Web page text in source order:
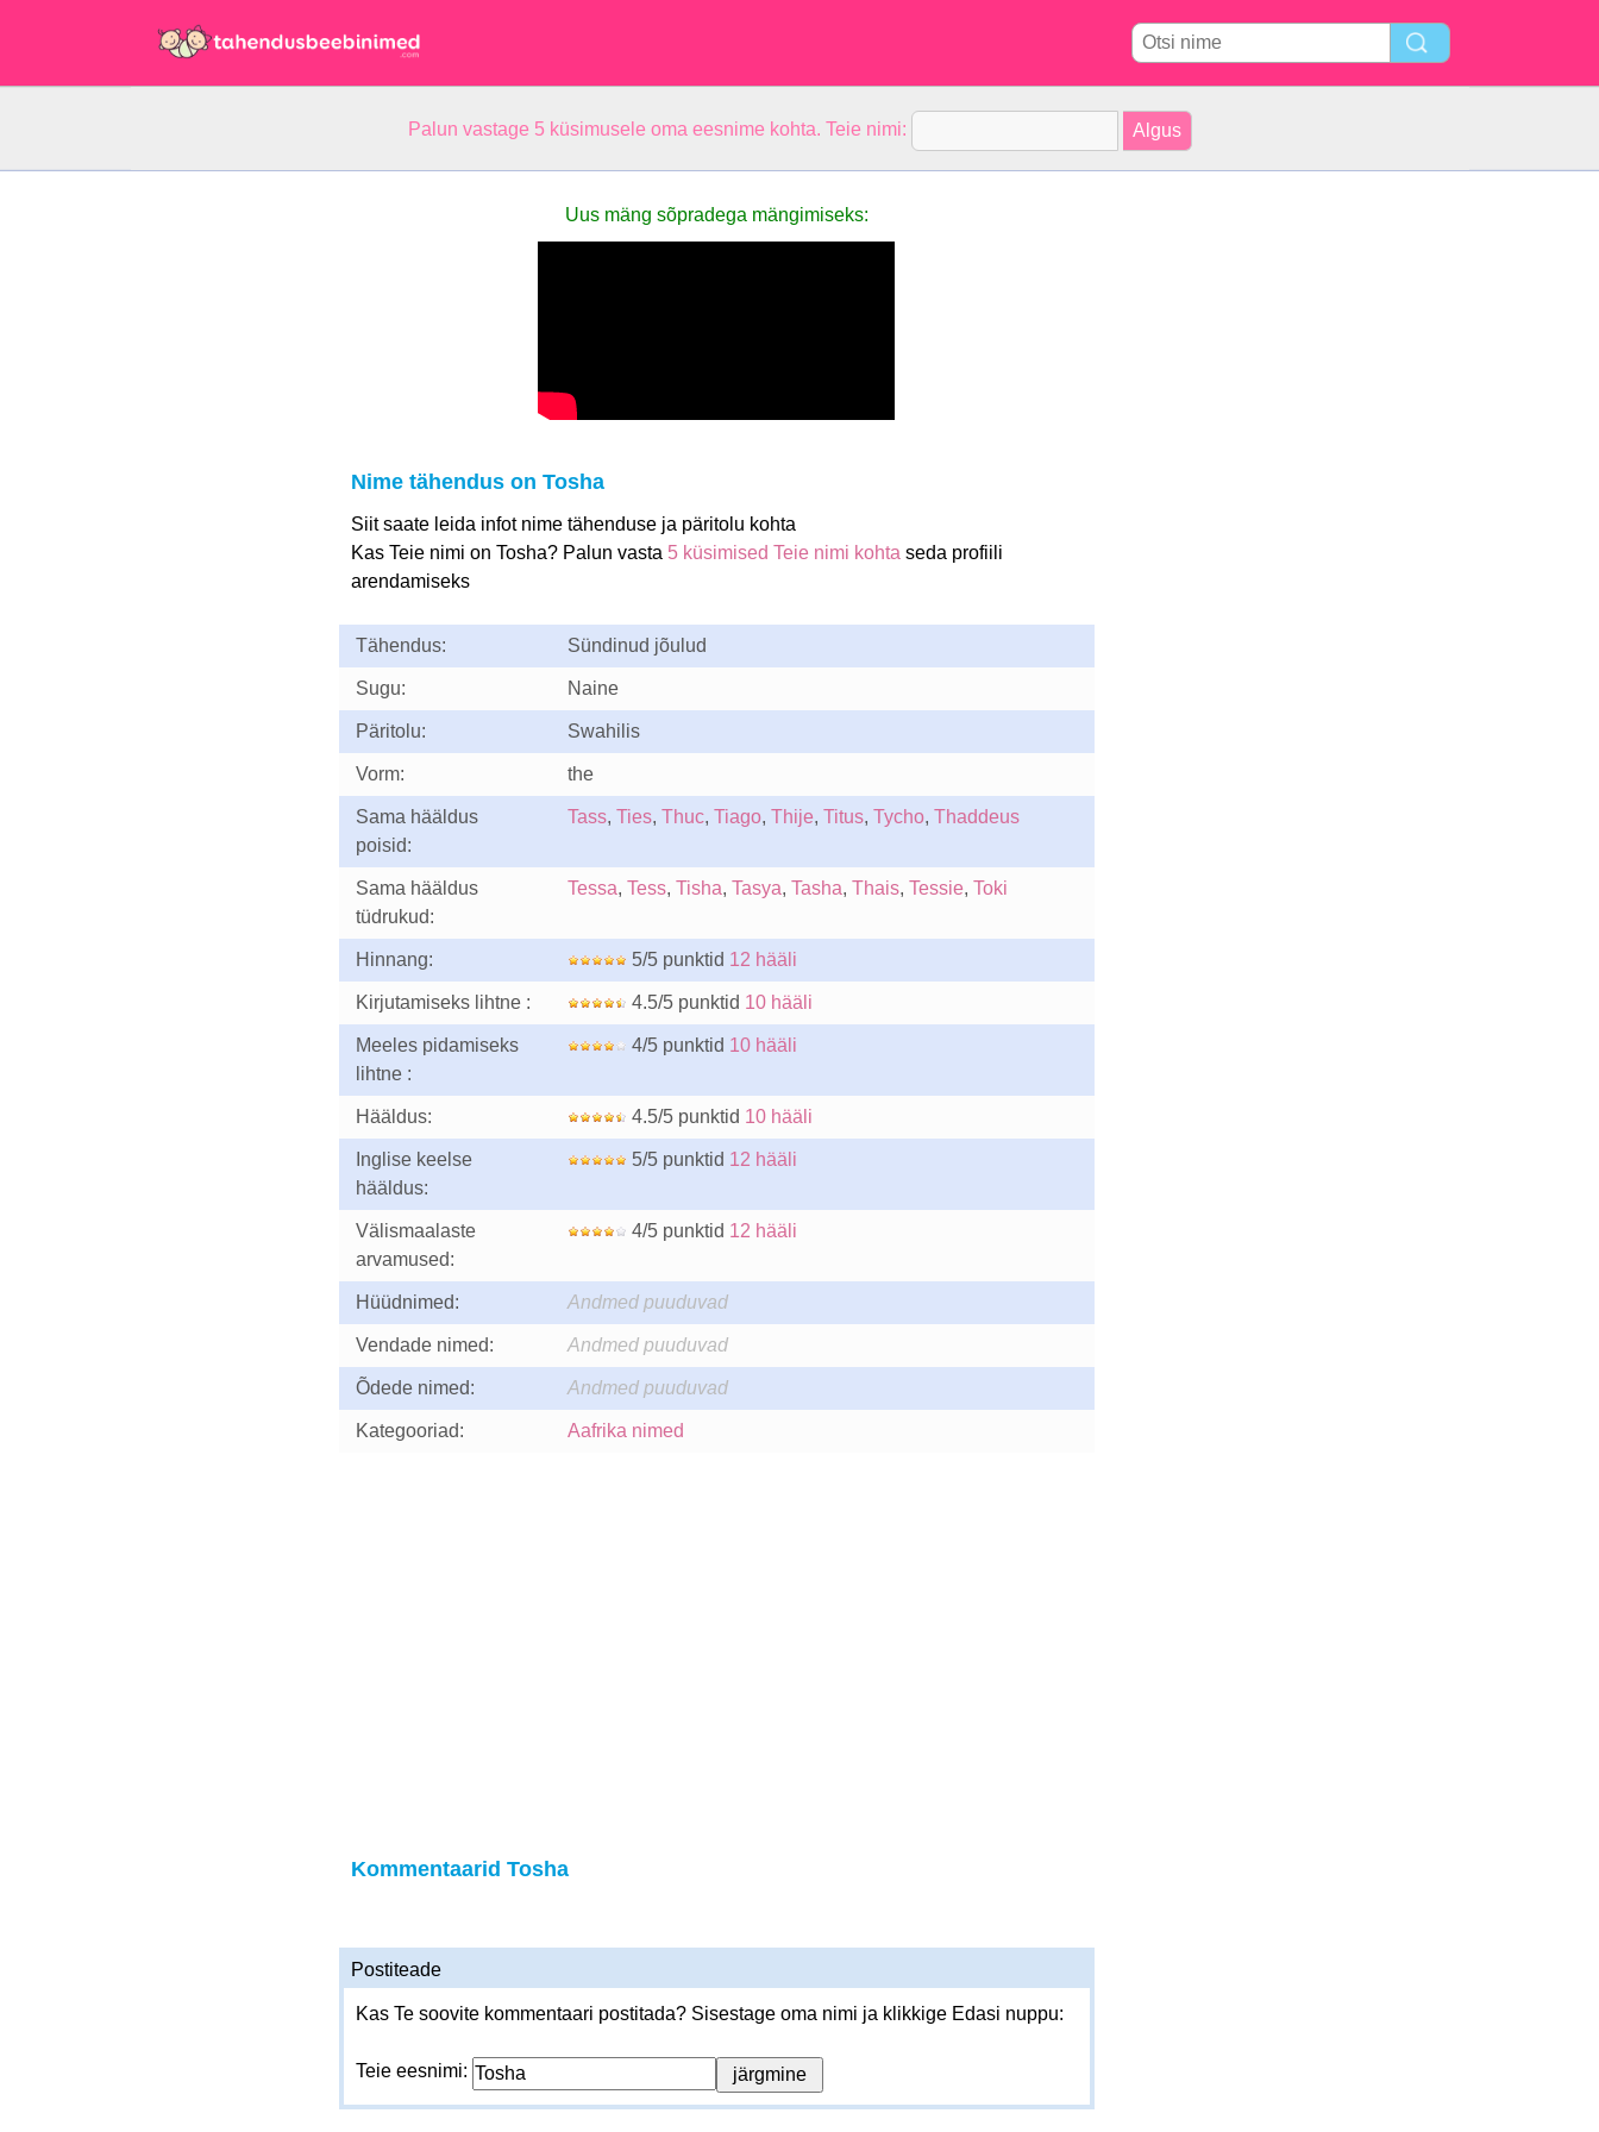
Palun vastage 5 küsimusele oma eesnime kohta. Teie nimi:
Uus mäng sõpradega mängimiseks:
Nime tähendus on Tosha
Siit saate leida infot nime tähenduse ja päritolu kohta
Kas Teie nimi on Tosha? Palun vasta 5 küsimised Teie nimi kohta seda profiili
arendamiseks
Tähendus: Sündinud jõulud
Sugu: Naine
Päritolu: Swahilis
Vorm: the
Sama hääldus
poisid:
Tass, Ties, Thuc, Tiago, Thije, Titus, Tycho, Thaddeus
Sama hääldus
tüdrukud:
Tessa, Tess, Tisha, Tasya, Tasha, Thais, Tessie, Toki
Hinnang: 5/5 punktid 12 hääli
Kirjutamiseks lihtne : 4.5/5 punktid 10 hääli
Meeles pidamiseks
lihtne :
4/5 punktid 10 hääli
Hääldus: 4.5/5 punktid 10 hääli
Inglise keelse
hääldus:
5/5 punktid 12 hääli
Välismaalaste
arvamused:
4/5 punktid 12 hääli
Hüüdnimed: Andmed puuduvad
Vendade nimed: Andmed puuduvad
Õdede nimed: Andmed puuduvad
Kategooriad: Aafrika nimed
Kommentaarid Tosha
Postiteade
Kas Te soovite kommentaari postitada? Sisestage oma nimi ja klikkige Edasi nuppu:
Teie eesnimi: